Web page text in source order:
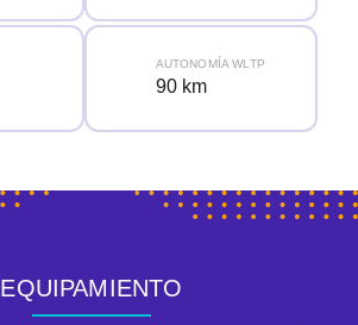
AUTONOMÍA WLTP
90 km
EQUIPAMIENTO